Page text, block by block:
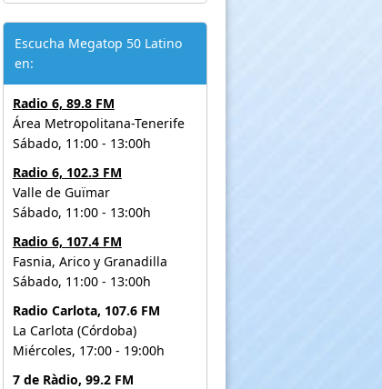
Escucha Megatop 50 Latino
en:
Radio 6, 89.8 FM
Área Metropolitana-Tenerife
Sábado, 11:00 - 13:00h
Radio 6, 102.3 FM
Valle de Guïmar
Sábado, 11:00 - 13:00h
Radio 6, 107.4 FM
Fasnia, Arico y Granadilla
Sábado, 11:00 - 13:00h
Radio Carlota, 107.6 FM
La Carlota (Córdoba)
Miércoles, 17:00 - 19:00h
7 de Ràdio, 99.2 FM